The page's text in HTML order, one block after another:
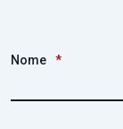
Nome *